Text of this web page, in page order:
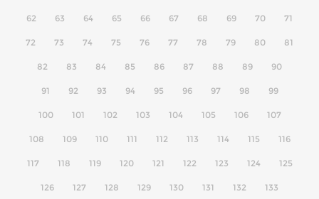
62 63 64 65 66 67 68 69 70 71
72 73 74 75 76 77 78 79 80 81
82 83 84 85 86 87 88 89 90
91 92 93 94 95 96 97 98 99
100 101 102 103 104 105 106 107
108 109 110 111 112 113 114 115 116
117 118 119 120 121 122 123 124 125
126 127 128 129 130 131 132 133